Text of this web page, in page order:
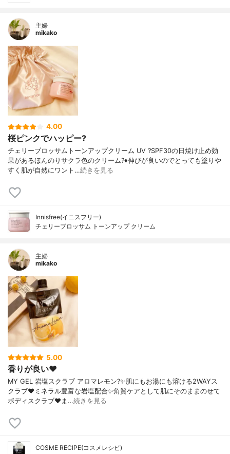
主婦
mikako
4.00
桜ピンクでハッピー?
チェリーブロッサムトーンアップクリーム UV ?SPF30の日焼け止め効
果があるほんのりサクラ色のクリーム?♦︎伸びが良いのでとっても塗りや
すく肌が自然にワント…続きを見る
Innisfree(イニスフリー)
チェリーブロッサム トーンアップ クリーム
主婦
mikako
5.00
香りが良い❤️
MY GEL 岩塩スクラブ アロマレモン?✨肌にもお湯にも溶ける2WAYス
クラブ❤️ミネラル豊富な岩塩配合✨角質ケアとして肌にそのままのせて
ボディスクラブ❤️ま…続きを見る
COSME RECIPE(コスメレシピ)